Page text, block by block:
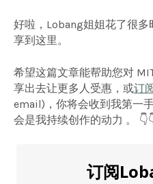
好啦，Lobang姐姐花了很
享到这里。
希望这篇文章能帮助您对
享出去让更多人受惠，或订
email)，你将会收到我第一
会是我持续创作的动力 。
订阅